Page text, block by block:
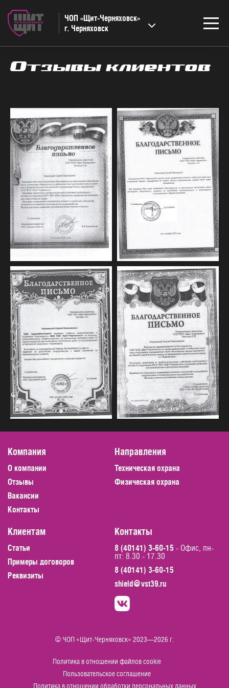
ЧОП «Щит-Черняховск»
г. Черняховск
НАПРАВЛЕНИЯ
Физическая охрана
Цены
КЛИЕНТАМ
Статьи
Примеры договоров
Реквизиты
КОМПАНИЯ
О компании
Контакты
8 (40141) 3-60-15
Офис, пн-пт: 8.30 - 17.30
8 (40141) 3-60-15
Дежурная часть: 24 / 7
shield@vst39.ru
г. Черняховск,
ул. Калининградская,
д. 2 этаж 2, помещ. в-2
Заказать звонок
Отзывы клиентов
Компания
О компании
Отзывы
Вакансии
Контакты
Направления
Техническая охрана
Физическая охрана
Клиентам
Статьи
Примеры договоров
Реквизиты
Контакты
8 (40141) 3-60-15 - Офис, пн-
пт: 8.30 - 17.30
8 (40141) 3-60-15
shield@vst39.ru
© ЧОП «Щит-Черняховск» 2023—2026 г.
Политика в отношении файлов cookie
Пользовательское соглашение
Политика в отношении обработки персональных данных